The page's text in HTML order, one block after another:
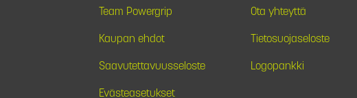
Team Powergrip Ota yhteyttä
Kaupan ehdot Tietosuojaseloste
Saavutettavuusseloste Logopankki
Evästeasetukset